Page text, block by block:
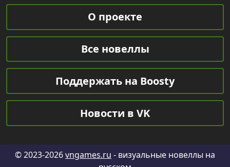
О проекте
Все новеллы
Поддержать на Boosty
Новости в VK
© 2023-2026vngames.ru - визуальные новеллы на